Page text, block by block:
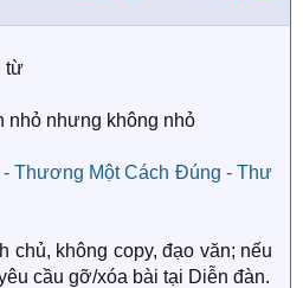
từ
nhỏ nhưng không nhỏ
Thương Một Cách Đúng - Thư
chủ, không copy, đạo văn; nếu
cầu gỡ/xóa bài tại Diễn đàn.